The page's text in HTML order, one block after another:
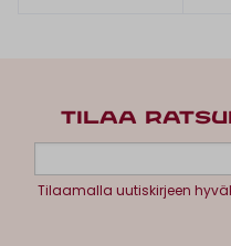
TILAA
Tilaamalla uutiskirjeen